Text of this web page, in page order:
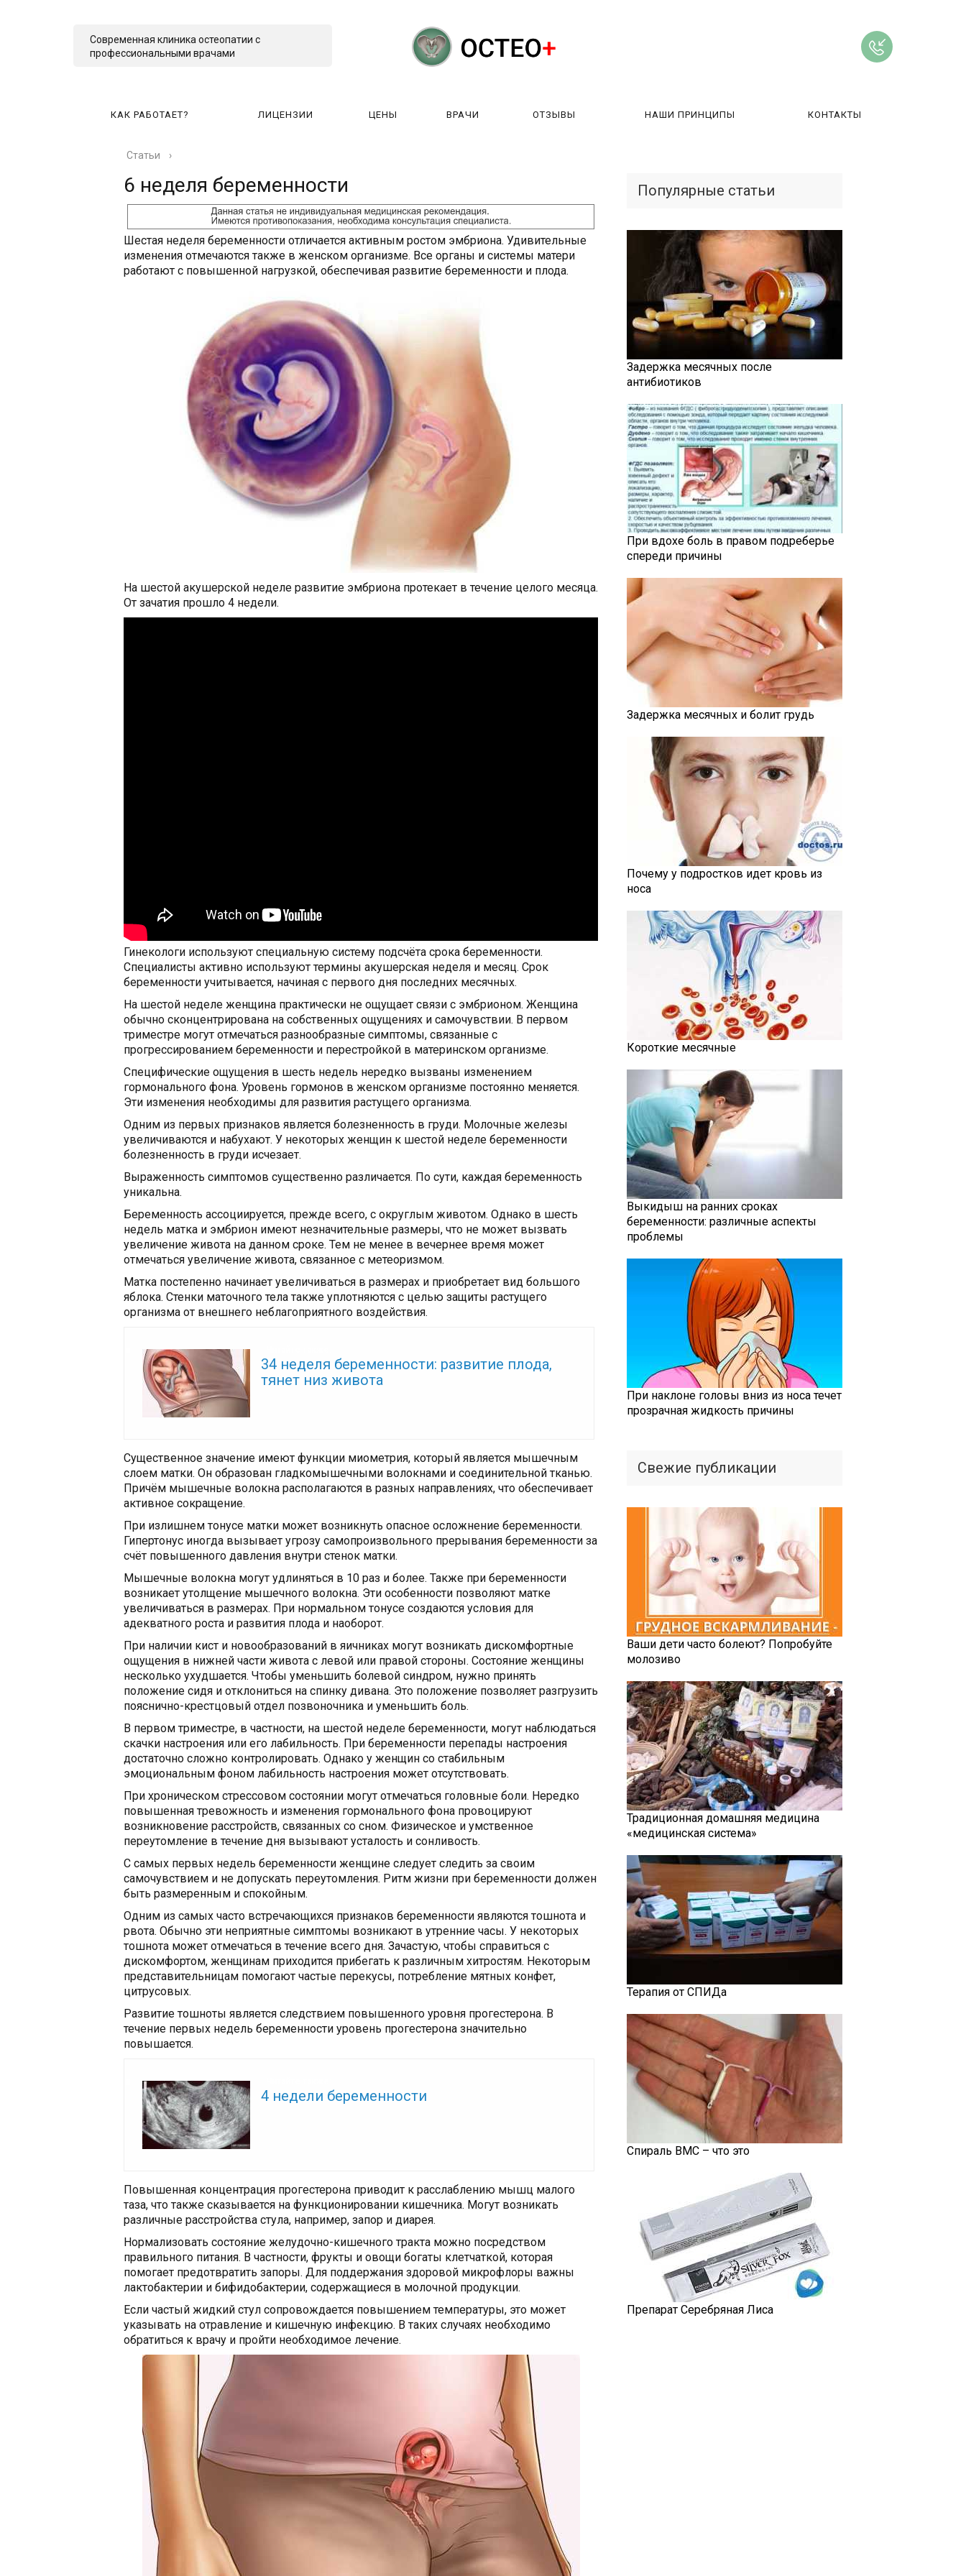
Современная клиника остеопатии с
профессиональными врачами
КАК РАБОТАЕТ? ЛИЦЕНЗИИ ЦЕНЫ ВРАЧИ ОТЗЫВЫ НАШИ ПРИНЦИПЫ КОНТАКТЫ
Статьи ›
6 неделя беременности
Шестая неделя беременности отличается активным ростом эмбриона. Удивительные
изменения отмечаются также в женском организме. Все органы и системы матери
работают с повышенной нагрузкой, обеспечивая развитие беременности и плода.
На шестой акушерской неделе развитие эмбриона протекает в течение целого месяца.
От зачатия прошло 4 недели.
Гинекологи используют специальную систему подсчёта срока беременности.
Специалисты активно используют термины акушерская неделя и месяц. Срок
беременности учитывается, начиная с первого дня последних месячных.
На шестой неделе женщина практически не ощущает связи с эмбрионом. Женщина
обычно сконцентрирована на собственных ощущениях и самочувствии. В первом
триместре могут отмечаться разнообразные симптомы, связанные с
прогрессированием беременности и перестройкой в материнском организме.
Специфические ощущения в шесть недель нередко вызваны изменением
гормонального фона. Уровень гормонов в женском организме постоянно меняется.
Эти изменения необходимы для развития растущего организма.
Одним из первых признаков является болезненность в груди. Молочные железы
увеличиваются и набухают. У некоторых женщин к шестой неделе беременности
болезненность в груди исчезает.
Выраженность симптомов существенно различается. По сути, каждая беременность
уникальна.
Беременность ассоциируется, прежде всего, с округлым животом. Однако в шесть
недель матка и эмбрион имеют незначительные размеры, что не может вызвать
увеличение живота на данном сроке. Тем не менее в вечернее время может
отмечаться увеличение живота, связанное с метеоризмом.
Матка постепенно начинает увеличиваться в размерах и приобретает вид большого
яблока. Стенки маточного тела также уплотняются с целью защиты растущего
организма от внешнего неблагоприятного воздействия.
34 неделя беременности: развитие плода,
тянет низ живота
Существенное значение имеют функции миометрия, который является мышечным
слоем матки. Он образован гладкомышечными волокнами и соединительной тканью.
Причём мышечные волокна располагаются в разных направлениях, что обеспечивает
активное сокращение.
При излишнем тонусе матки может возникнуть опасное осложнение беременности.
Гипертонус иногда вызывает угрозу самопроизвольного прерывания беременности за
счёт повышенного давления внутри стенок матки.
Мышечные волокна могут удлиняться в 10 раз и более. Также при беременности
возникает утолщение мышечного волокна. Эти особенности позволяют матке
увеличиваться в размерах. При нормальном тонусе создаются условия для
адекватного роста и развития плода и наоборот.
При наличии кист и новообразований в яичниках могут возникать дискомфортные
ощущения в нижней части живота с левой или правой стороны. Состояние женщины
несколько ухудшается. Чтобы уменьшить болевой синдром, нужно принять
положение сидя и отклониться на спинку дивана. Это положение позволяет разгрузить
пояснично-крестцовый отдел позвоночника и уменьшить боль.
В первом триместре, в частности, на шестой неделе беременности, могут наблюдаться
скачки настроения или его лабильность. При беременности перепады настроения
достаточно сложно контролировать. Однако у женщин со стабильным
эмоциональным фоном лабильность настроения может отсутствовать.
При хроническом стрессовом состоянии могут отмечаться головные боли. Нередко
повышенная тревожность и изменения гормонального фона провоцируют
возникновение расстройств, связанных со сном. Физическое и умственное
переутомление в течение дня вызывают усталость и сонливость.
С самых первых недель беременности женщине следует следить за своим
самочувствием и не допускать переутомления. Ритм жизни при беременности должен
быть размеренным и спокойным.
Одним из самых часто встречающихся признаков беременности являются тошнота и
рвота. Обычно эти неприятные симптомы возникают в утренние часы. У некоторых
тошнота может отмечаться в течение всего дня. Зачастую, чтобы справиться с
дискомфортом, женщинам приходится прибегать к различным хитростям. Некоторым
представительницам помогают частые перекусы, потребление мятных конфет,
цитрусовых.
Развитие тошноты является следствием повышенного уровня прогестерона. В
течение первых недель беременности уровень прогестерона значительно
повышается.
4 недели беременности
Повышенная концентрация прогестерона приводит к расслаблению мышц малого
таза, что также сказывается на функционировании кишечника. Могут возникать
различные расстройства стула, например, запор и диарея.
Нормализовать состояние желудочно-кишечного тракта можно посредством
правильного питания. В частности, фрукты и овощи богаты клетчаткой, которая
помогает предотвратить запоры. Для поддержания здоровой микрофлоры важны
лактобактерии и бифидобактерии, содержащиеся в молочной продукции.
Если частый жидкий стул сопровождается повышением температуры, это может
указывать на отравление и кишечную инфекцию. В таких случаях необходимо
обратиться к врачу и пройти необходимое лечение.
Популярные статьи
Задержка месячных после
антибиотиков
При вдохе боль в правом подреберье
спереди причины
Задержка месячных и болит грудь
Почему у подростков идет кровь из
носа
Короткие месячные
Выкидыш на ранних сроках
беременности: различные аспекты
проблемы
При наклоне головы вниз из носа течет
прозрачная жидкость причины
Свежие публикации
Ваши дети часто болеют? Попробуйте
молозиво
Традиционная домашняя медицина
«медицинская система»
Терапия от СПИДа
Спираль ВМС – что это
Препарат Серебряная Лиса